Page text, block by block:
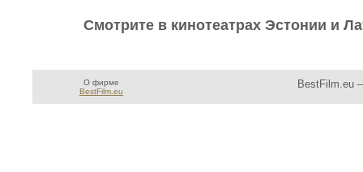
Смотрите в кинотеатрах Эстонии и
О фирме
BestFilm.eu
BestFilm.eu